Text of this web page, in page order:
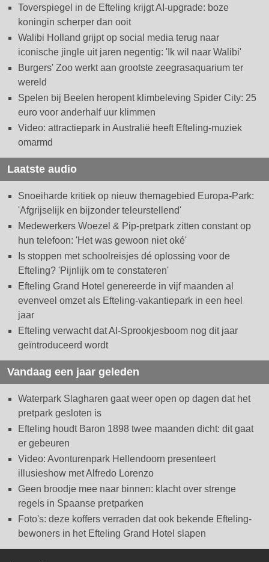
Toverspiegel in de Efteling krijgt AI-upgrade: boze
koningin scherper dan ooit
Walibi Holland grijpt op social media terug naar
iconische jingle uit jaren negentig: 'Ik wil naar Walibi'
Burgers' Zoo werkt aan grootste zeegrasaquarium ter
wereld
Spelen bij Beelen heropent klimbeleving Spider City: 25
euro voor anderhalf uur klimmen
Video: attractiepark in Australië heeft Efteling-muziek
omarmd
Laatste audio
Snoeiharde kritiek op nieuw themagebied Europa-Park:
'Afgrijselijk en bijzonder teleurstellend'
Medewerkers Woezel & Pip-pretpark zitten constant op
hun telefoon: 'Het was gewoon niet oké'
Is stoppen met schoolreisjes dé oplossing voor de
Efteling? 'Pijnlijk om te constateren'
Efteling Grand Hotel genereerde in vijf maanden al
evenveel omzet als Efteling-vakantiepark in een heel
jaar
Efteling verwacht dat AI-Sprookjesboom nog dit jaar
geïntroduceerd wordt
Vandaag een jaar geleden
Waterpark Slagharen gaat weer open op dagen dat het
pretpark gesloten is
Efteling houdt Baron 1898 twee maanden dicht: dit gaat
er gebeuren
Video: Avonturenpark Hellendoorn presenteert
illusieshow met Alfredo Lorenzo
Geen broodje mee naar binnen: klacht over strenge
regels in Spaanse pretparken
Foto's: deze koffers verraden dat ook bekende Efteling-
bewoners in het Efteling Grand Hotel slapen